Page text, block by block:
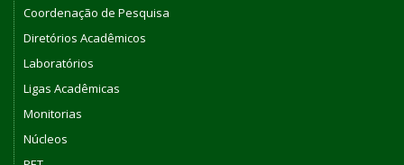
Coordenação de Pesquisa
Diretórios Acadêmicos
Laboratórios
Ligas Acadêmicas
Monitorias
Núcleos